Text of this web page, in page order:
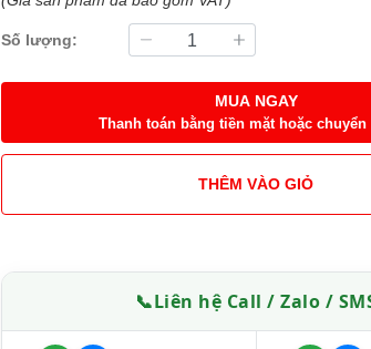
Số lượng:
MUA NGAY
Thanh toán bằng tiền mặt hoặc chuyển
THÊM VÀO GIỎ
📞Liên hệ Call / Zalo /